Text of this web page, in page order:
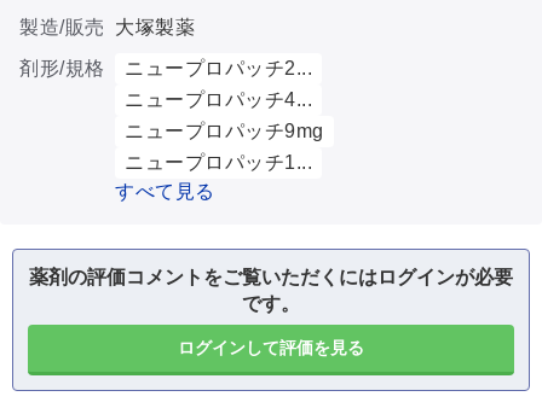
製造/販売
大塚製薬
剤形/規格
ニュープロパッチ2...
ニュープロパッチ4...
ニュープロパッチ9mg
ニュープロパッチ1...
すべて見る
薬剤の評価コメントをご覧いただくにはログインが必要
です。
ログインして評価を見る